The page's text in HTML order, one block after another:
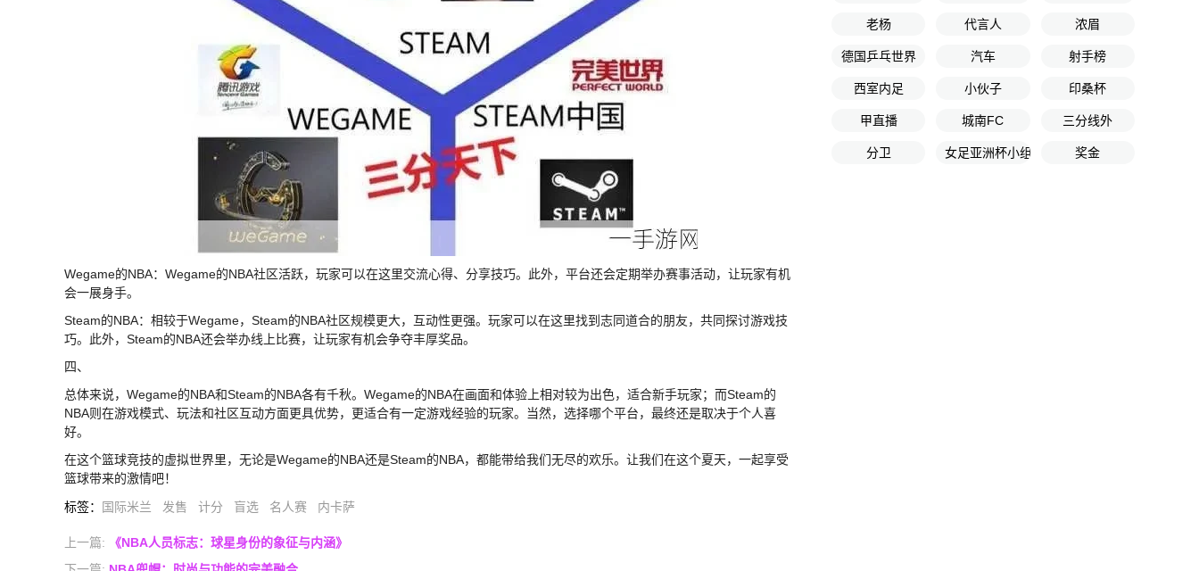
Wegame的NBA：Wegame的NBA社区活跃，玩家可以在这里交流心得、分享技巧。此外，平台还会定期举办赛事活动，让玩家有机
会一展身手。
Steam的NBA：相较于Wegame，Steam的NBA社区规模更大，互动性更强。玩家可以在这里找到志同道合的朋友，共同探讨游戏技
巧。此外，Steam的NBA还会举办线上比赛，让玩家有机会争夺丰厚奖品。
四、
总体来说，Wegame的NBA和Steam的NBA各有千秋。Wegame的NBA在画面和体验上相对较为出色，适合新手玩家；而Steam的
NBA则在游戏模式、玩法和社区互动方面更具优势，更适合有一定游戏经验的玩家。当然，选择哪个平台，最终还是取决于个人喜
好。
在这个篮球竞技的虚拟世界里，无论是Wegame的NBA还是Steam的NBA，都能带给我们无尽的欢乐。让我们在这个夏天，一起享受
篮球带来的激情吧！
标签： 国际米兰 发售 计分 盲选 名人赛 内卡萨
上一篇: 《NBA人员标志：球星身份的象征与内涵》
老杨 代言人 浓眉
德国乒乓世界 汽车 射手榜
西室内足 小伙子 印桑杯
甲直播 城南FC 三分线外
分卫 女足亚洲杯小组赛第2轮奖金